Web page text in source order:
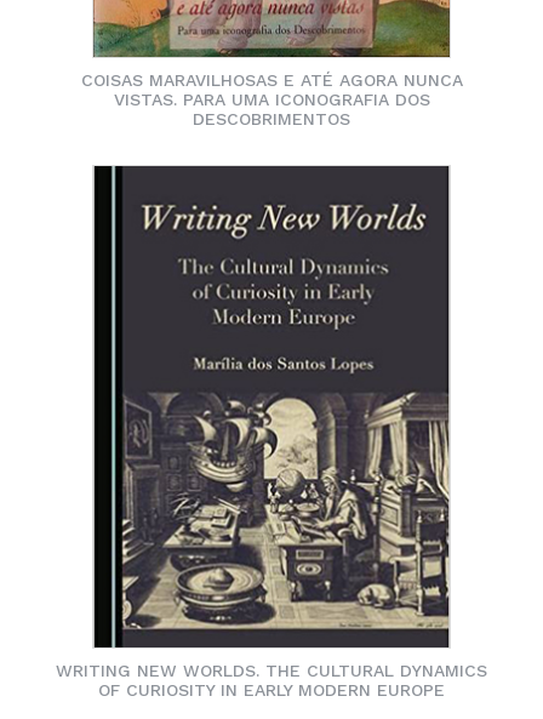
COISAS MARAVILHOSAS E ATÉ AGORA NUNCA
VISTAS. PARA UMA ICONOGRAFIA DOS
DESCOBRIMENTOS
WRITING NEW WORLDS. THE CULTURAL DYNAMICS
OF CURIOSITY IN EARLY MODERN EUROPE